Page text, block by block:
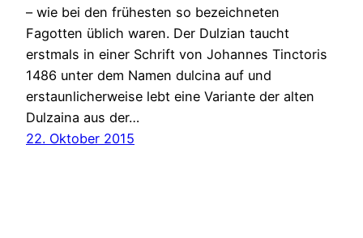
– wie bei den frühesten so bezeichneten
Fagotten üblich waren. Der Dulzian taucht
erstmals in einer Schrift von Johannes Tinctoris
1486 unter dem Namen dulcina auf und
erstaunlicherweise lebt eine Variante der alten
Dulzaina aus der…
22. Oktober 2015